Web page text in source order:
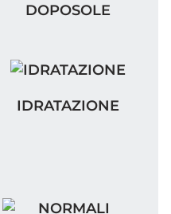
DOPOSOLE
DOPOSOLE
IDRATAZIONE
IDRATAZIONE